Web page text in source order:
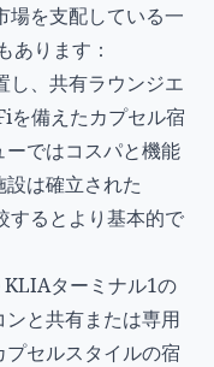
を支配している一
あります：
し、共有ラウンジエ
を備えたカプセル宿
ではコスパと機能
は確立された
るとより基本的で
KLIAターミナル1の
と共有または専用
セルスタイルの宿